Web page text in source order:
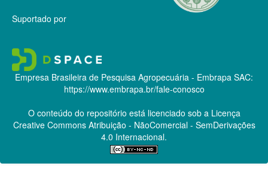
Suportado por
Empresa Brasileira de Pesquisa Agropecuária - Embrapa SAC:
https://www.embrapa.br/fale-conosco
O conteúdo do repositório está licenciado sob a Licença
Creative CommonsAtribuição - NãoComercial - SemDerivações
4.0 Internacional.